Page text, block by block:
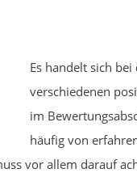
Es handelt sich
verschiedenen
im
häufig von
vor allem darauf